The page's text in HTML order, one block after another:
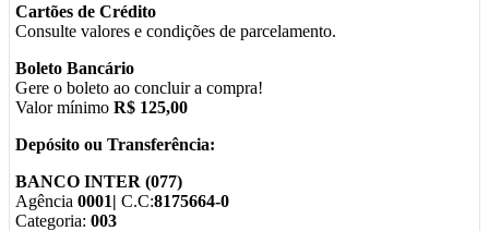
Cartões de Crédito
Consulte valores e condições de parcelamento.
Boleto Bancário
Gere o boleto ao concluir a compra!
Valor mínimo R$ 125,00
Depósito ou Transferência:
BANCO INTER (077)
Agência 0001| C.C:8175664-0
Categoria: 003